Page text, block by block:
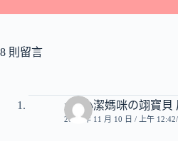
8 則留言
☆~小潔媽咪の翊寶貝
2010 年 11 月 10 日 / 上午 12:42